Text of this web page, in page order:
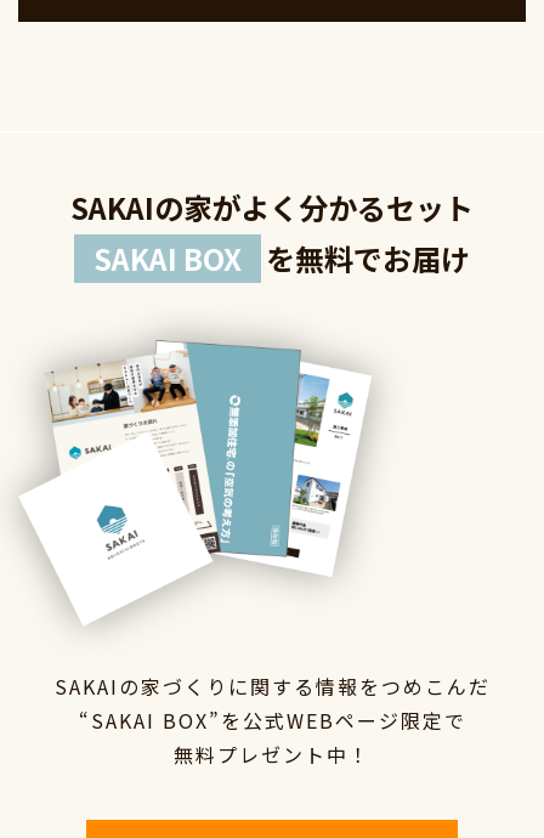
SAKAIの家がよく分かるセット
SAKAI BOX
を無料でお届け
SAKAIの家づくりに関する情報をつめこんだ
“SAKAI BOX”を 公式WEBページ限定で
無料プレゼント中！